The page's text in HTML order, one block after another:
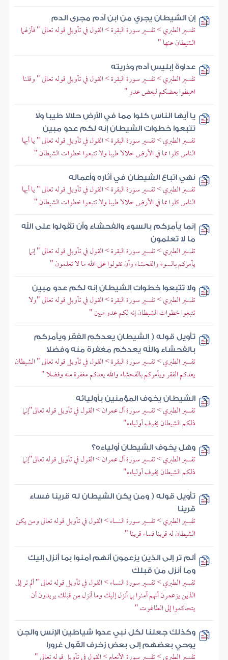
إن الشيطان يجري من ابن آدم مجرى الدم
تفسير الطبري > تفسير سورة البقرة > القول في تأويل قوله تعالى " فأزلهما
الشيطان عنها "
عداوة إبليس آدم وذريته
تفسير الطبري > تفسير سورة البقرة > القول في تأويل قوله تعالى " وقلنا
اهبطوا بعضكم لبعض عدو "
يا أيها الناس كلوا مما في الأرض حلالا طيبا ولا
تتبعوا خطوات الشيطان إنه لكم عدو مبين
تفسير الطبري > تفسير سورة البقرة > القول في تأويل قوله تعالى " يا أيها
الناس كلوا مما في الأرض حلالا طيبا ولا تتبعوا خطوات الشيطان "
نهي اتباع الشيطان في آثاره وأعماله
تفسير الطبري > تفسير سورة البقرة > القول في تأويل قوله تعالى " يا أيها
الناس كلوا مما في الأرض حلالا طيبا ولا تتبعوا خطوات الشيطان "
إنما يأمركم بالسوء والفحشاء وأن تقولوا على الله
ما لا تعلمون
تفسير الطبري > تفسير سورة البقرة > القول في تأويل قوله تعالى " إنما
يأمركم بالسوء والفحشاء وأن تقولوا على الله ما لا تعلمون "
ولا تتبعوا خطوات الشيطان إنه لكم عدو مبين
تفسير الطبري > تفسير سورة البقرة > القول في تأويل قوله تعالى "ولا
تتبعوا خطوات الشيطان إنه لكم عدو مبين "
تأويل قوله ( الشيطان يعدكم الفقر ويأمركم
بالفحشاء والله يعدكم مغفرة منه وفضلا
تفسير الطبري > تفسير سورة البقرة > القول في تأويل قوله تعالى " الشيطان
يعدكم الفقر ويأمركم بالفحشاء والله يعدكم مغفرة منه وفضلا "
الشيطان يخوف المؤمنين بأوليائه
تفسير الطبري > تفسير سورة آل عمران > القول في تأويل قوله تعالى"إنما
ذلكم الشيطان يخوف أولياءه"
وهل يخوف الشيطان أولياءه؟
تفسير الطبري > تفسير سورة آل عمران > القول في تأويل قوله تعالى"إنما
ذلكم الشيطان يخوف أولياءه"
تأويل قوله ( ومن يكن الشيطان له قرينا فساء
قرينا
تفسير الطبري > تفسير سورة النساء > القول في تأويل قوله تعالى ومن يكن
الشيطان له قرينا فساء قرينا "
ألم تر إلى الذين يزعمون أنهم آمنوا بما أنزل إليك
وما أنزل من قبلك
تفسير الطبري > تفسير سورة النساء > القول في تأويل قوله تعالى " ألم تر إلى
الذين يزعمون أنهم آمنوا بما أنزل إليك وما أنزل من قبلك يريدون أن
يتحاكموا إلى الطاغوت "
وكذلك جعلنا لكل نبي عدوا شياطين الإنس والجن
يوحي بعضهم إلى بعض زخرف القول غرورا